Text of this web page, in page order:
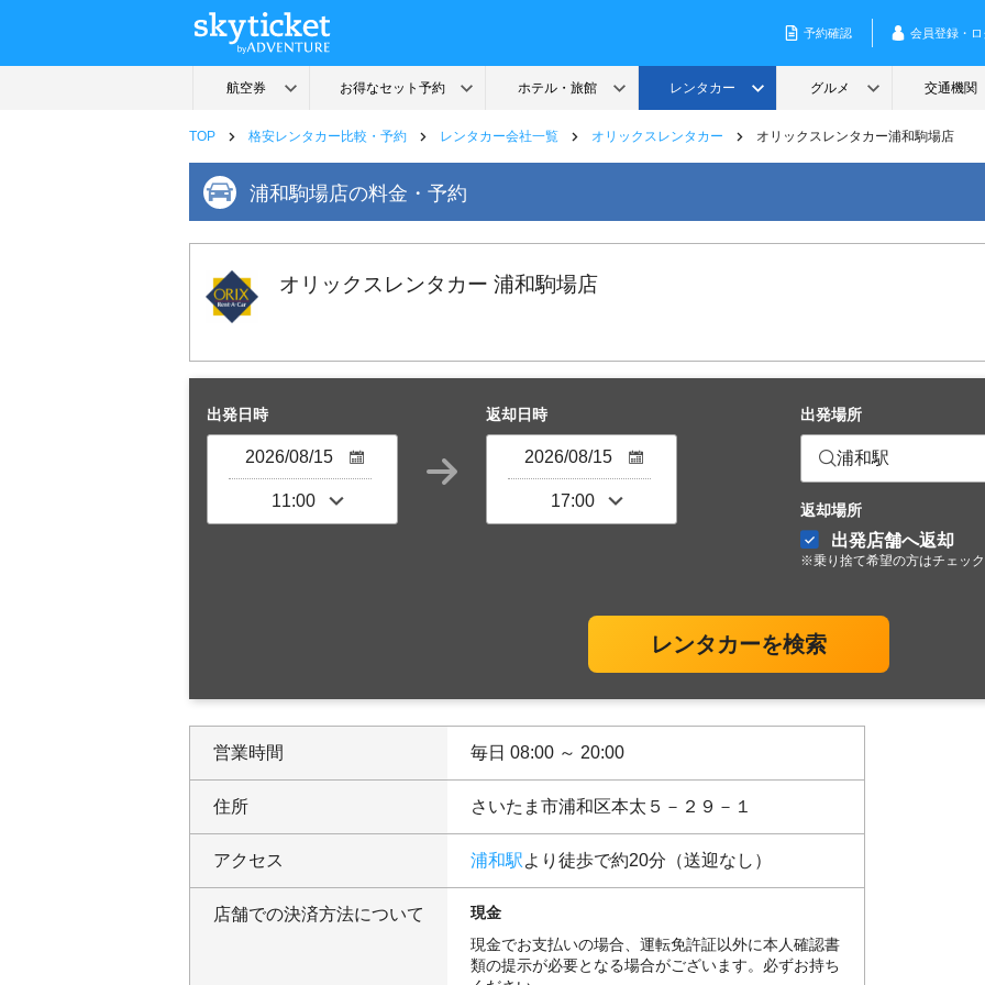
TOP 格安レンタカー比較・予約 レンタカー会社一覧 オリックスレンタカー オリックスレンタカー浦和駒場店
浦和駒場店の料金・予約
オリックスレンタカー 浦和駒場店
出発日時 返却日時 出発場所
浦和駅
返却場所
出発店舗へ返却
※乗り捨て希望の方はチェッ
レンタカーを検索
営業時間 毎日 08:00 ～ 20:00
住所 さいたま市浦和区本太５－２９－１
アクセス 浦和駅より徒歩で約20分（送迎なし）
店舗での決済方法について
現金
現金でお支払いの場合、運転免許証以外に本人確認書
類の提示が必要となる場合がございます。必ずお持ち